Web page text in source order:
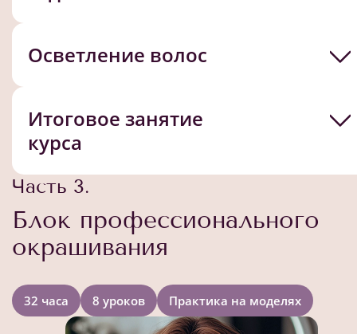
Осветление волос
Итоговое занятие
курса
Часть 3.
Блок профессионального
окрашивания
32 часа 8 уроков Практика на моделях